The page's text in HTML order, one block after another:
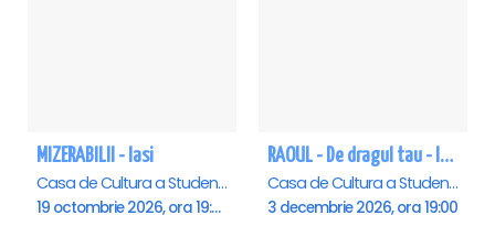
MIZERABILII - Iasi
Casa de Cultura a Studentilor , Iasi
19 octombrie 2026, ora 19:00
RAOUL - De dragul tau - Iasi
Casa de Cultura a Studentilor , Iasi
3 decembrie 2026, ora 19:00